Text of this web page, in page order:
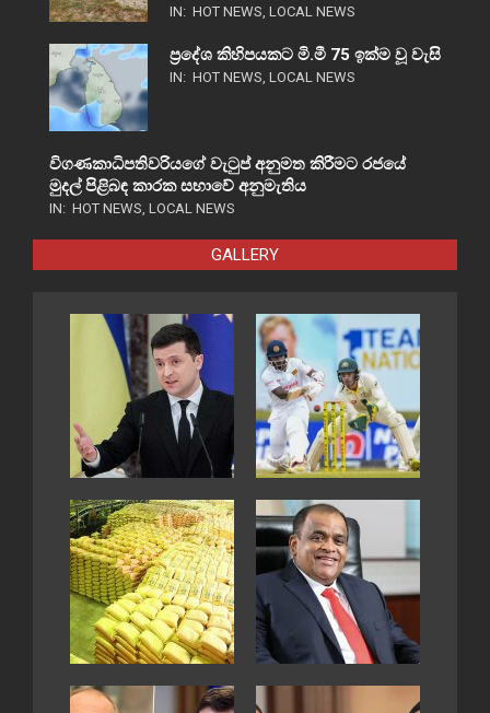
IN: HOT NEWS LOCAL NEWS
ප්‍රදේශ කිහිපයකට මි.මී 75 ඉක්ම වූ වැසි
IN: HOT NEWS LOCAL NEWS
විගණකාධිපතිවරියගේ වැටුප් අනුමත කිරීමට රජයේ
මුදල් පිළිබඳ කාරක සභාවේ අනුමැතිය
IN: HOT NEWS LOCAL NEWS
GALLERY